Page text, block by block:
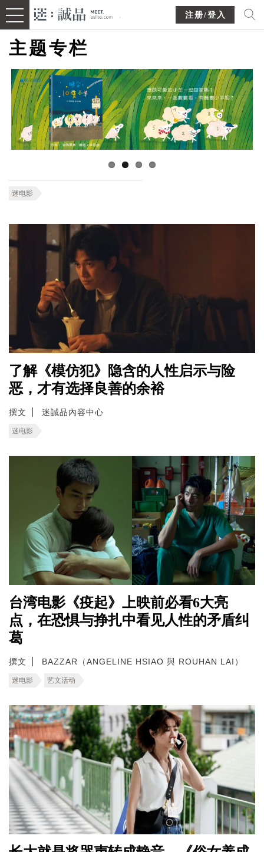
注册/登入
主题专栏
迷电影
了解《模仿犯》隐含的人性启示与险
恶，才有选择良善的余裕
撰文 迷誠品內容中心
迷电影
台湾电影《疫起》上映前必看6大亮
点，在恐惧与挣扎中看见人性的矛盾纠
葛
撰文 BAZZAR（ANGELINE HSIAO 與 ROUHAN LAI）
迷电影 艺文活动